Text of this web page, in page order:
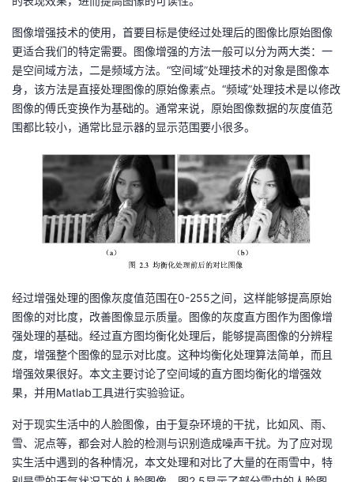
图像增强技术的使用，首要目标是使经过处理后的图像比原始图像
更适合我们的特定需要。图像增强的方法一般可以分为两大类：一
是空间域方法，二是频域方法。 “空间域”处理技术的对象是图像本
身，该方法是直接处理图像的原始像素点。 “频域”处理技术是以修改
图像的傅氏变换作为基础的。通常来说，原始图像数据的灰度值范
围都比较小，通常比显示器的显示范围要小很多。
经过增强处理的图像灰度值范围在0-255之间，这样能够提高原始
图像的对比度，改善图像显示质量。图像的灰度直方图作为图像增
强处理的基础。经过直方图均衡化处理后，能够提高图像的分辨程
度，增强整个图像的显示对比度。这种均衡化处理算法简单，而且
增强效果很好。本文主要讨论了空间域的直方图均衡化的增强效
果，并用Matlab工具进行实验验证。
对于现实生活中的人脸图像，由于复杂环境的干扰，比如风、雨、
雪、泥点等，都会对人脸的检测与识别造成噪声干扰。为了应对现
实生活中遇到的各种情况，本文处理和对比了大量的在雨雪中，特